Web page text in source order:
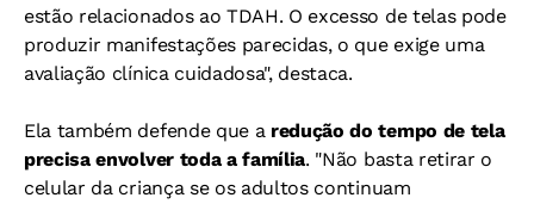
estão relacionados ao TDAH. O excesso de telas pode
produzir manifestações parecidas, o que exige uma
avaliação clínica cuidadosa", destaca.
Ela também defende que aredução do tempo de tela
precisa envolver toda a família. "Não basta retirar o
celular da criança se os adultos continuam